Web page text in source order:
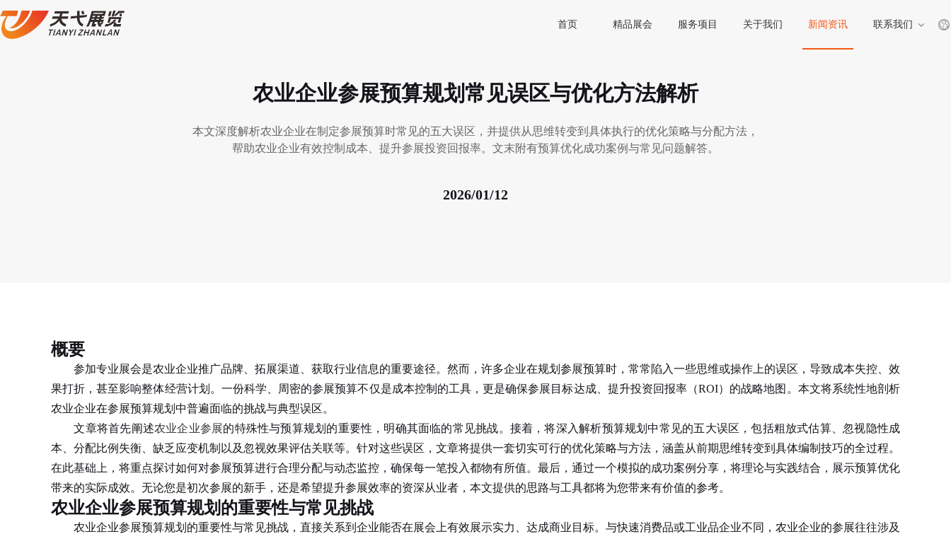
首页 精品展会 服务项目 关于我们 新闻资讯 联系我们
农业企业参展预算规划常见误区与优化方法解析
本文深度解析农业企业在制定参展预算时常见的五大误区，并提供从思维转变到具体执行的优化策略与分配方法，
帮助农业企业有效控制成本、提升参展投资回报率。文末附有预算优化成功案例与常见问题解答。
2026/01/12
概要
参加专业展会是农业企业推广品牌、拓展渠道、获取行业信息的重要途径。然而，许多企业在规划参展预算时，常常陷入一些思维或操作上的误区，导致成本失控、效
果打折，甚至影响整体经营计划。一份科学、周密的参展预算不仅是成本控制的工具，更是确保参展目标达成、提升投资回报率（ROI）的战略地图。本文将系统性地剖析
农业企业在参展预算规划中普遍面临的挑战与典型误区。
文章将首先阐述农业企业参展的特殊性与预算规划的重要性，明确其面临的常见挑战。接着，将深入解析预算规划中常见的五大误区，包括粗放式估算、忽视隐性成
本、分配比例失衡、缺乏应变机制以及忽视效果评估关联等。针对这些误区，文章将提供一套切实可行的优化策略与方法，涵盖从前期思维转变到具体编制技巧的全过程。
在此基础上，将重点探讨如何对参展预算进行合理分配与动态监控，确保每一笔投入都物有所值。最后，通过一个模拟的成功案例分享，将理论与实践结合，展示预算优化
带来的实际成效。无论您是初次参展的新手，还是希望提升参展效率的资深从业者，本文提供的思路与工具都将为您带来有价值的参考。
农业企业参展预算规划的重要性与常见挑战
农业企业参展预算规划的重要性与常见挑战，直接关系到企业能否在展会上有效展示实力、达成商业目标。与快速消费品或工业品企业不同，农业企业的参展往往涉及